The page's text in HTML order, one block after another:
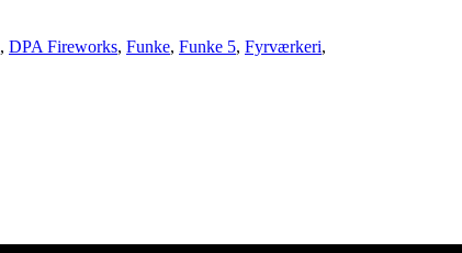
, DPA Fireworks, Funke, Funke 5, Fyrværkeri,